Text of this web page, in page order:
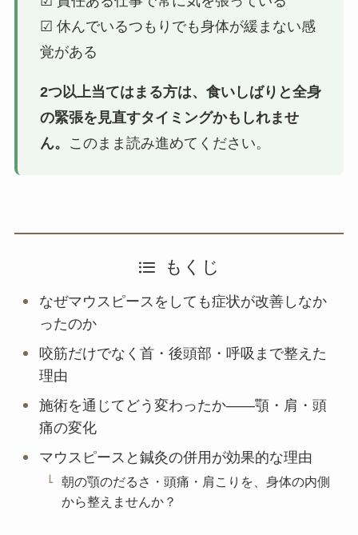
☑ 休んでいるつもりでも身体が緩まない感
覚がある
2つ以上当てはまる方は、食いしばりと全身
の緊張を見直すタイミングかもしれませ
ん。
このまま読み進めてください。
もくじ
なぜマウスピースをしても症状が改善しなか
ったのか
咬筋だけでなく首・後頭部・呼吸まで整えた
理由
施術を通じてどう変わったか——顎・肩・頭
痛の変化
マウスピースと鍼灸の併用が効果的な理由
朝の顎のだるさ・頭痛・肩こりを、身体の内側
から整えませんか？